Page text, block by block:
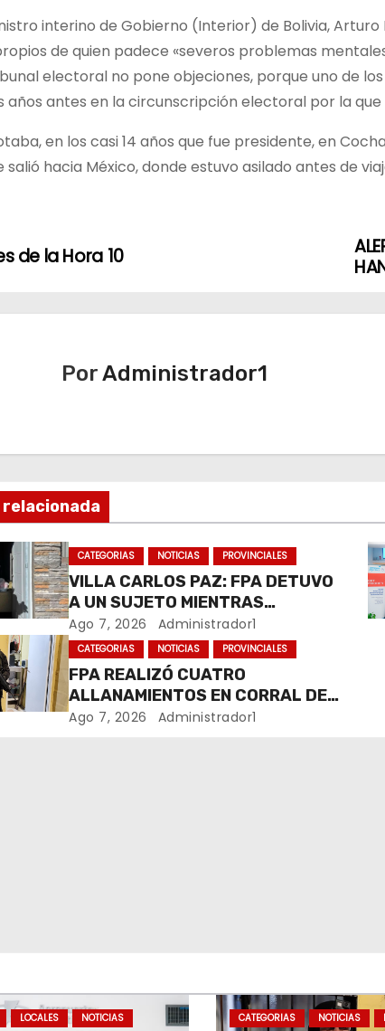
interino de Gobierno (Interior) de Bolivia, Arturo
de quien padece «severos problemas
electoral no pone objeciones, porque uno de
años antes en la circunscripción electoral por la
en los casi 14 años que fue presidente, en
salió hacia México, donde estuvo asilado antes de
de la Hora 10
PorAdministrador1
CATEGORIAS NOTICIAS PROVINCIALES
VILLA CARLOS PAZ: FPA DETUVO
A UN SUJETO MIENTRAS
COMERCIALIZABA COCAÍNA Y
MARIHUANA EN UNA PLAZA
Ago 7, 2026 Administrador1
CATEGORIAS NOTICIAS PROVINCIALES
FPA REALIZÓ CUATRO
ALLANAMIENTOS EN CORRAL DE
BUSTOS-IFFLINGER
Ago 7, 2026 Administrador1
LOCALES NOTICIAS CATEGORIAS NOTICIAS